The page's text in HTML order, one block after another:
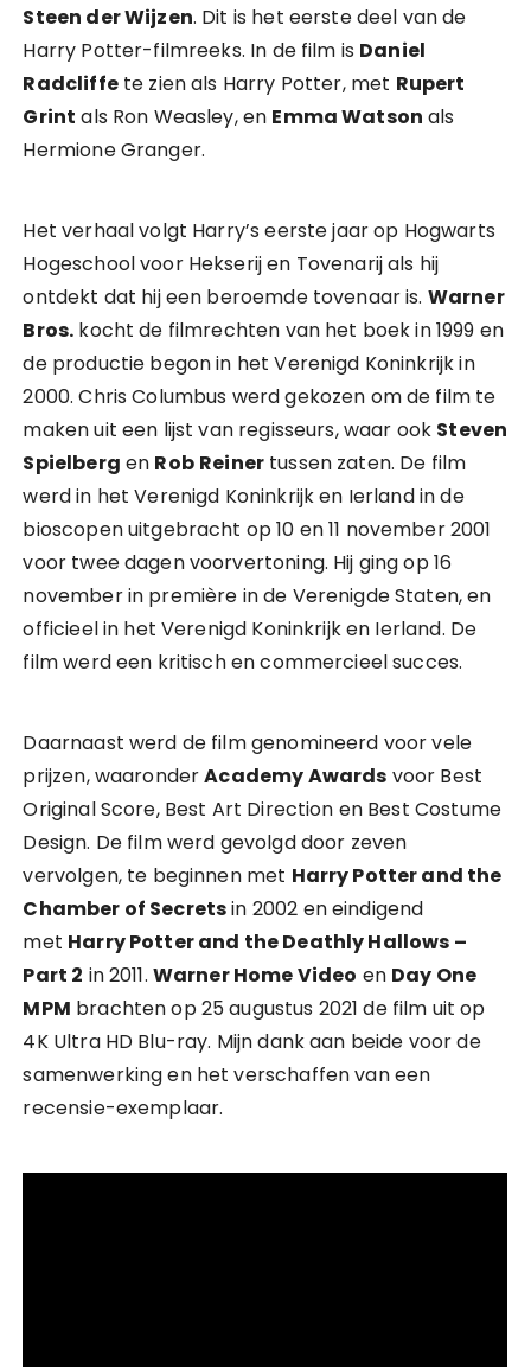
Steen der Wijzen. Dit is het eerste deel van de
Harry Potter-filmreeks. In de film is Daniel
Radcliffete zien als Harry Potter, met Rupert
Grint als Ron Weasley, en Emma Watson als
Hermione Granger.
Het verhaal volgt Harry’s eerste jaar op Hogwarts
Hogeschool voor Hekserij en Tovenarij als hij
ontdekt dat hij een beroemde tovenaar is. Warner
Bros. kocht de filmrechten van het boek in 1999 en
de productie begon in het Verenigd Koninkrijk in
2000. Chris Columbus werd gekozen om de film te
maken uit een lijst van regisseurs, waar ook Steven
Spielberg en Rob Reinertussen zaten. De film
werd in het Verenigd Koninkrijk en Ierland in de
bioscopen uitgebracht op 10 en 11 november 2001
voor twee dagen voorvertoning. Hij ging op 16
november in première in de Verenigde Staten, en
officieel in het Verenigd Koninkrijk en Ierland. De
film werd een kritisch en commercieel succes.
Daarnaast werd de film genomineerd voor vele
prijzen, waaronderAcademy Awards voor Best
Original Score, Best Art Direction en Best Costume
Design. De film werd gevolgd door zeven
vervolgen, te beginnen met Harry Potter and the
Chamber of Secretsin 2002 en eindigend
met Harry Potter and the Deathly Hallows –
Part 2 in 2011. Warner Home Video en Day One
MPM brachten op 25 augustus 2021 de film uit op
4K Ultra HD Blu-ray. Mijn dank aan beide voor de
samenwerking en het verschaffen van een
recensie-exemplaar.